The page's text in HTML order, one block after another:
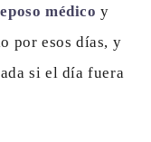
médico y
por esos días, y
si el día fuera